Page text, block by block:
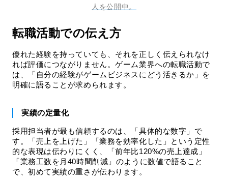
人を公開中。
転職活動での伝え方
優れた経験を持っていても、それを正しく伝えられなけ
れば評価につながりません。ゲーム業界への転職活動で
は、「自分の経験がゲームビジネスにどう活きるか」を
明確に語ることが求められます。
実績の定量化
採用担当者が最も信頼するのは、「具体的な数字」で
す。「売上を上げた」「業務を効率化した」という定性
的な表現は伝わりにくく、「前年比120%の売上達成」
「業務工数を月40時間削減」のように数値で語ること
で、初めて実績の重さが伝わります。